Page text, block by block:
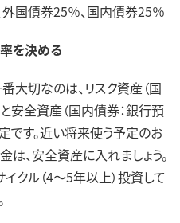
国債券25％、国内債券25％
を決める
大切なのは、リスク資産（国
安全資産（国内債券：銀行預
です。近い将来使う予定のお
、安全資産に入れましょう。
クル（4～5年以上）投資して